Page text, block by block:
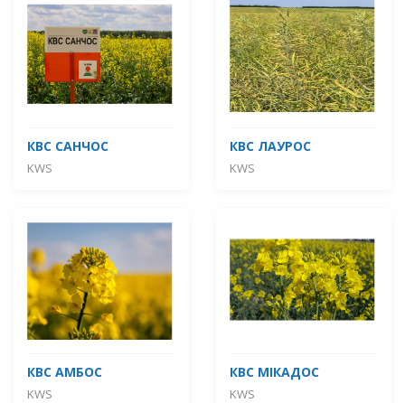
КВС САНЧОС
KWS
КВС ЛАУРОС
KWS
КВС АМБОС
KWS
КВС МІКАДОС
KWS